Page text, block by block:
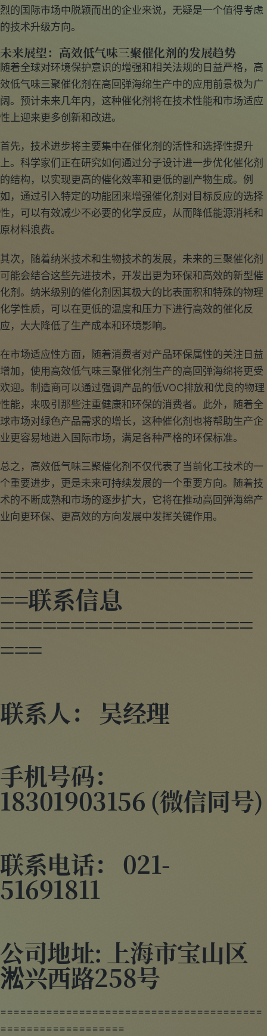
烈的国际市场中脱颖而出的企业来说，无疑是一个值得考虑
的技术升级方向。
未来展望：高效低气味三聚催化剂的发展趋势
随着全球对环境保护意识的增强和相关法规的日益严格，高
效低气味三聚催化剂在高回弹海绵生产中的应用前景极为广
阔。预计未来几年内，这种催化剂将在技术性能和市场适应
性上迎来更多创新和改进。
首先，技术进步将主要集中在催化剂的活性和选择性提升
上。科学家们正在研究如何通过分子设计进一步优化催化剂
的结构，以实现更高的催化效率和更低的副产物生成。例
如，通过引入特定的功能团来增强催化剂对目标反应的选择
性，可以有效减少不必要的化学反应，从而降低能源消耗和
原材料浪费。
其次，随着纳米技术和生物技术的发展，未来的三聚催化剂
可能会结合这些先进技术，开发出更为环保和高效的新型催
化剂。纳米级别的催化剂因其极大的比表面积和特殊的物理
化学性质，可以在更低的温度和压力下进行高效的催化反
应，大大降低了生产成本和环境影响。
在市场适应性方面，随着消费者对产品环保属性的关注日益
增加，使用高效低气味三聚催化剂生产的高回弹海绵将更受
欢迎。制造商可以通过强调产品的低VOC排放和优良的物理
性能，来吸引那些注重健康和环保的消费者。此外，随着全
球市场对绿色产品需求的增长，这种催化剂也将帮助生产企
业更容易地进入国际市场，满足各种严格的环保标准。
总之，高效低气味三聚催化剂不仅代表了当前化工技术的一
个重要进步，更是未来可持续发展的一个重要方向。随着技
术的不断成熟和市场的逐步扩大，它将在推动高回弹海绵产
业向更环保、更高效的方向发展中发挥关键作用。
==================
==联系信息
==================
===
联系人： 吴经理
手机号码：
18301903156 (微信同号)
联系电话： 021-
51691811
公司地址: 上海市宝山区
淞兴西路258号
========================================
===================